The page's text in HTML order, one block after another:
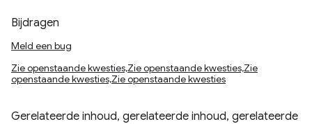
Bijdragen
Meld een bug
Zie openstaande kwesties,Zie openstaande kwesties,Zie
openstaande kwesties,Zie openstaande kwesties
Gerelateerde inhoud, gerelateerde inhoud, gerelateerde